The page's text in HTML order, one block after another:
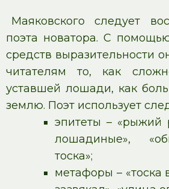
Маяковского следует
поэта новатора. С
средств выразительности
читателям то, как
уставшей лошади, как
землю. Поэт использует
эпитеты – «рыжий
лошадиные»,
тоска»;
метафоры – «тоска